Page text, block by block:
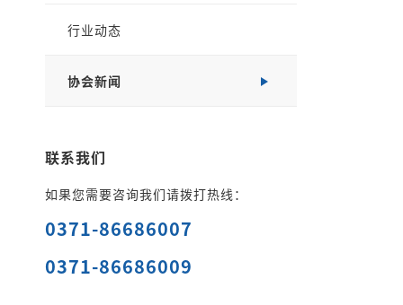
行业动态
协会新闻
联系我们
如果您需要咨询我们请拨打热线：
0371-86686007
0371-86686009